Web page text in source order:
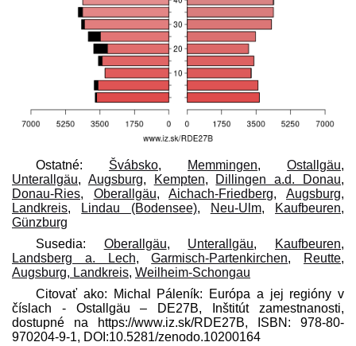
Ostatné: Švábsko, Memmingen, Ostallgäu,
Unterallgäu, Augsburg, Kempten, Dillingen a.d. Donau,
Donau-Ries, Oberallgäu,Aichach-Friedberg,Augsburg,
Landkreis, Lindau (Bodensee), Neu-Ulm, Kaufbeuren,
Günzburg
Susedia: Oberallgäu, Unterallgäu, Kaufbeuren,
Landsberg a. Lech,Garmisch-Partenkirchen, Reutte,
Augsburg, Landkreis, Weilheim-Schongau
Citovať ako: Michal Páleník: Európa a jej regióny v
číslach - Ostallgäu – DE27B, Inštitút zamestnanosti,
dostupné na https://www.iz.sk/​RDE27B, ISBN: 978-80-
970204-9-1, DOI:10.5281/zenodo.10200164